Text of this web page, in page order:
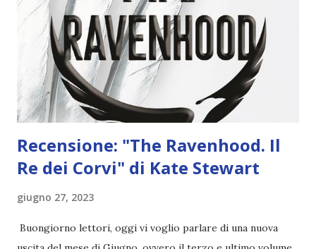
verrà per me. E, questa volta, Peter Pan e i Ragazzi
Sperduti non mi lasceranno più andare. RECENSIONE THE
NEVER KING DI NIKKI ST. CROWE Cosa puoi aspettarti...
Recensione: "The Ravenhood. Il
Re dei Corvi" di Kate Stewart
giugno 27, 2023
Buongiorno lettori, oggi vi voglio parlare di una nuova